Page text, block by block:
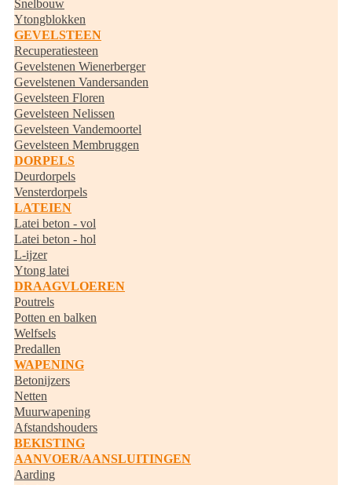
Snelbouw
Ytongblokken
GEVELSTEEN
Recuperatiesteen
Gevelstenen Wienerberger
Gevelstenen Vandersanden
Gevelsteen Floren
Gevelsteen Nelissen
Gevelsteen Vandemoortel
Gevelsteen Membruggen
DORPELS
Deurdorpels
Vensterdorpels
LATEIEN
Latei beton - vol
Latei beton - hol
L-ijzer
Ytong latei
DRAAGVLOEREN
Poutrels
Potten en balken
Welfsels
Predallen
WAPENING
Betonijzers
Netten
Muurwapening
Afstandshouders
BEKISTING
AANVOER/AANSLUITINGEN
Aarding